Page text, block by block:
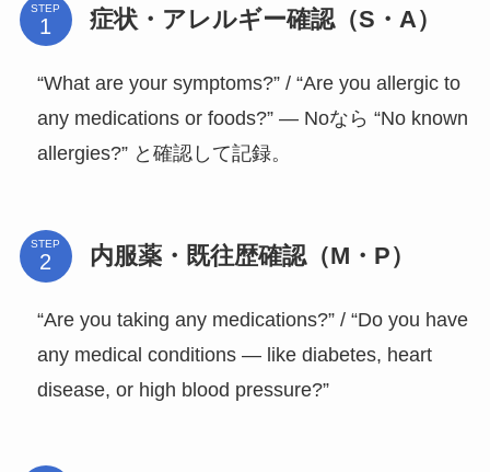
STEP 症状・アレルギー確認（S・A）
“What are your symptoms?” / “Are you allergic to
any medications or foods?” — Noなら “No known
allergies?” と確認して記録。
STEP 内服薬・既往歴確認（M・P）
“Are you taking any medications?” / “Do you have
any medical conditions — like diabetes, heart
disease, or high blood pressure?”